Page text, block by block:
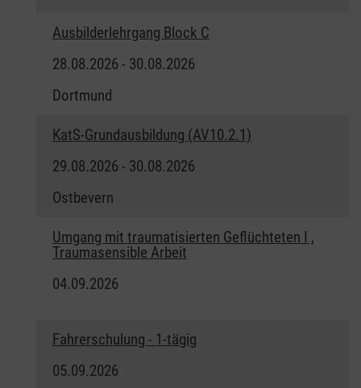
Ausbilderlehrgang Block C
28.08.2026 - 30.08.2026
Dortmund
KatS-Grundausbildung (AV10.2.1)
29.08.2026 - 30.08.2026
Ostbevern
Umgang mit traumatisierten Geflüchteten I ,
Traumasensible Arbeit
04.09.2026
Fahrerschulung - 1-tägig
05.09.2026